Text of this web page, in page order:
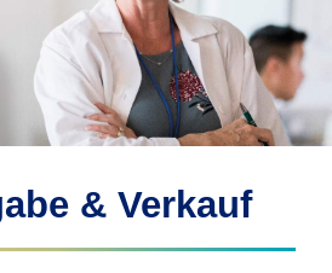
& Verkauf